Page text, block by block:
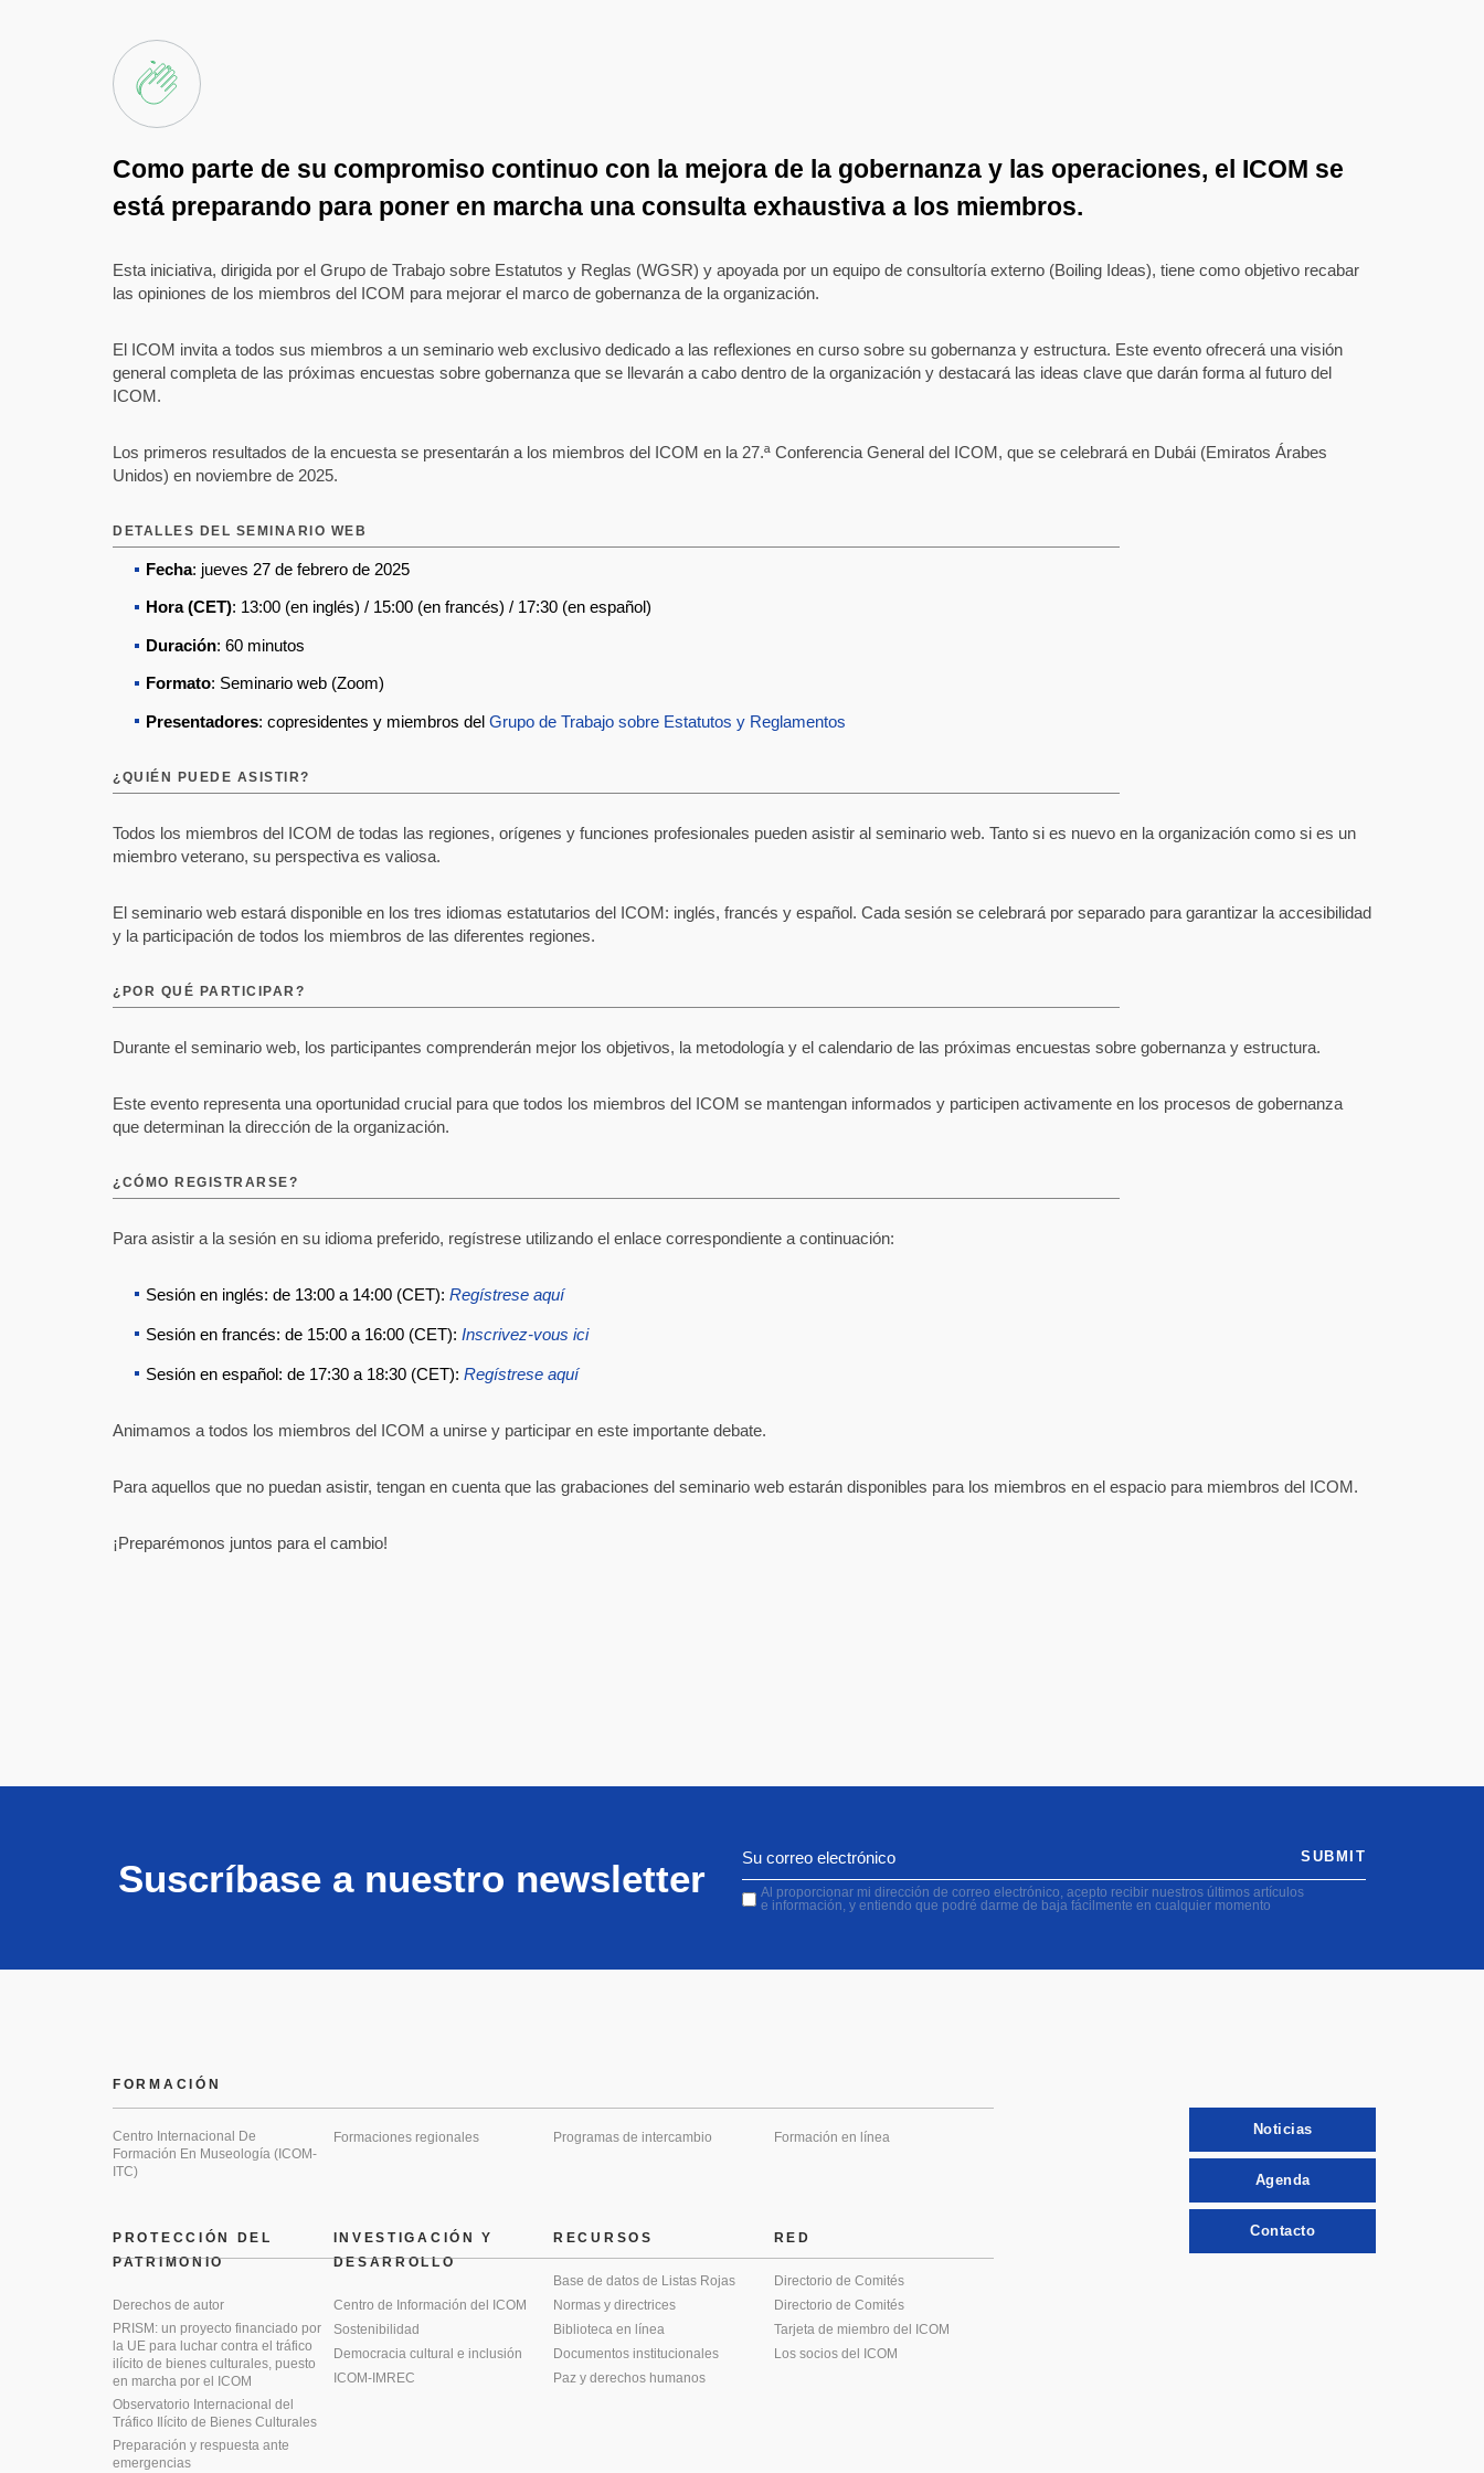
Como parte de su compromiso continuo con la mejora de la gobernanza y las operaciones, el ICOM se
está preparando para poner en marcha una consulta exhaustiva a los miembros.
Esta iniciativa, dirigida por el Grupo de Trabajo sobre Estatutos y Reglas (WGSR) y apoyada por un equipo de consultoría externo (Boiling Ideas), tiene como objetivo recabar
las opiniones de los miembros del ICOM para mejorar el marco de gobernanza de la organización.
El ICOM invita a todos sus miembros a un seminario web exclusivo dedicado a las reflexiones en curso sobre su gobernanza y estructura. Este evento ofrecerá una visión
general completa de las próximas encuestas sobre gobernanza que se llevarán a cabo dentro de la organización y destacará las ideas clave que darán forma al futuro del
ICOM.
Los primeros resultados de la encuesta se presentarán a los miembros del ICOM en la 27.ª Conferencia General del ICOM, que se celebrará en Dubái (Emiratos Árabes
Unidos) en noviembre de 2025.
DETALLES DEL SEMINARIO WEB
Fecha: jueves 27 de febrero de 2025
Hora (CET): 13:00 (en inglés) / 15:00 (en francés) / 17:30 (en español)
Duración: 60 minutos
Formato: Seminario web (Zoom)
Presentadores: copresidentes y miembros del Grupo de Trabajo sobre Estatutos y Reglamentos
¿QUIÉN PUEDE ASISTIR?
Todos los miembros del ICOM de todas las regiones, orígenes y funciones profesionales pueden asistir al seminario web. Tanto si es nuevo en la organización como si es un
miembro veterano, su perspectiva es valiosa.
El seminario web estará disponible en los tres idiomas estatutarios del ICOM: inglés, francés y español. Cada sesión se celebrará por separado para garantizar la accesibilidad
y la participación de todos los miembros de las diferentes regiones.
¿POR QUÉ PARTICIPAR?
Durante el seminario web, los participantes comprenderán mejor los objetivos, la metodología y el calendario de las próximas encuestas sobre gobernanza y estructura.
Este evento representa una oportunidad crucial para que todos los miembros del ICOM se mantengan informados y participen activamente en los procesos de gobernanza
que determinan la dirección de la organización.
¿CÓMO REGISTRARSE?
Para asistir a la sesión en su idioma preferido, regístrese utilizando el enlace correspondiente a continuación:
Sesión en inglés: de 13:00 a 14:00 (CET): Regístrese aquí
Sesión en francés: de 15:00 a 16:00 (CET): Inscrivez-vous ici
Sesión en español: de 17:30 a 18:30 (CET): Regístrese aquí
Animamos a todos los miembros del ICOM a unirse y participar en este importante debate.
Para aquellos que no puedan asistir, tengan en cuenta que las grabaciones del seminario web estarán disponibles para los miembros en el espacio para miembros del ICOM.
¡Preparémonos juntos para el cambio!
Suscríbase a nuestro newsletter
Al proporcionar mi dirección de correo electrónico, acepto recibir nuestros últimos artículos
e información, y entiendo que podré darme de baja fácilmente en cualquier momento
SUBMIT
PROTECCIÓN DEL
PATRIMONIO
Derechos de autor
PRISM: un proyecto financiado por
la UE para luchar contra el tráfico
ilícito de bienes culturales, puesto
en marcha por el ICOM
Observatorio Internacional del
Tráfico Ilícito de Bienes Culturales
Preparación y respuesta ante
emergencias
FORMACIÓN
Centro Internacional De
Formación En Museología (ICOM-
ITC)
Formaciones regionales Programas de intercambio Formación en línea
INVESTIGACIÓN Y
DESARROLLO
Centro de Información del ICOM
Sostenibilidad
Democracia cultural e inclusión
ICOM-IMREC
RECURSOS
Base de datos de Listas Rojas
Normas y directrices
Biblioteca en línea
Documentos institucionales
Paz y derechos humanos
RED
Directorio de Comités
Directorio de Comités
Tarjeta de miembro del ICOM
Los socios del ICOM
Noticias
Agenda
Contacto